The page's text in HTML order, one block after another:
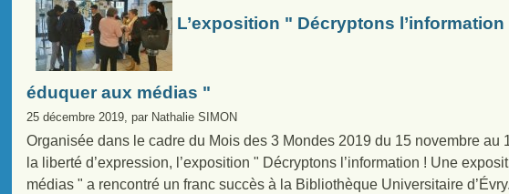
L’exposition " Décryptons
éduquer aux médias "
25 décembre 2019, par Nathalie SIMON
Organisée dans le cadre du Mois des 3 Mondes 2019 du 15 novembre au
la liberté d’expression, l’exposition " Décryptons l’information ! Une
médias " a rencontré un franc succès à la Bibliothèque Universitaire d’Évry.